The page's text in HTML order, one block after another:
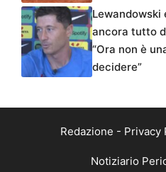
Lewandowski
ancora tutto
“Ora non è
decidere”
Redazione - Privacy
Notiziario